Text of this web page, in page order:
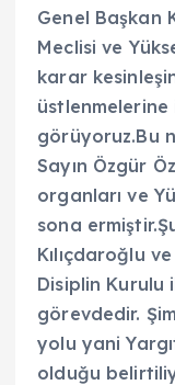
Genel Başkan
Meclisi ve
karar
görüyoruz.Bu
Sayın Özgür
organları ve
sona
Kılıçdaroğlu
Disiplin Kurulu
görevdedir.
yolu yani
olduğu